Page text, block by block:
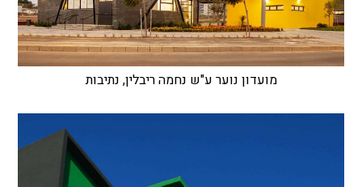
מועדון נוער ע"ש נחמה ריבלין, נתיבות